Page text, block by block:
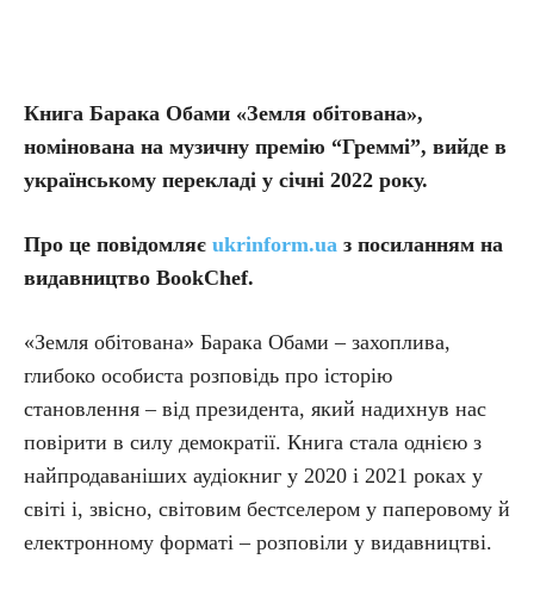
Книга Барака Обами «Земля обітована»,
номінована на музичну премію “Греммі”, вийде в
українському перекладі у січні 2022 року.
Про це повідомляє ukrinform.ua з посиланням на
видавництво BookChef.
«Земля обітована» Барака Обами – захоплива,
глибоко особиста розповідь про історію
становлення – від президента, який надихнув нас
повірити в силу демократії. Книга стала однією з
найпродаваніших аудіокниг у 2020 і 2021 роках у
світі і, звісно, світовим бестселером у паперовому й
електронному форматі – розповіли у видавництві.